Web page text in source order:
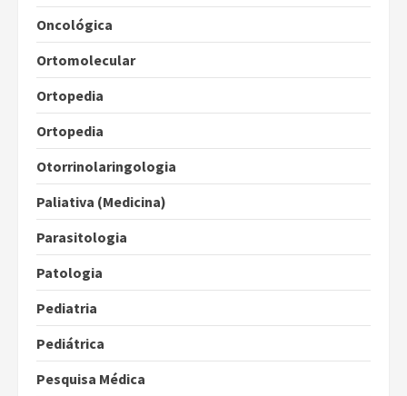
Oncológica
Ortomolecular
Ortopedia
Ortopedia
Otorrinolaringologia
Paliativa (Medicina)
Parasitologia
Patologia
Pediatria
Pediátrica
Pesquisa Médica